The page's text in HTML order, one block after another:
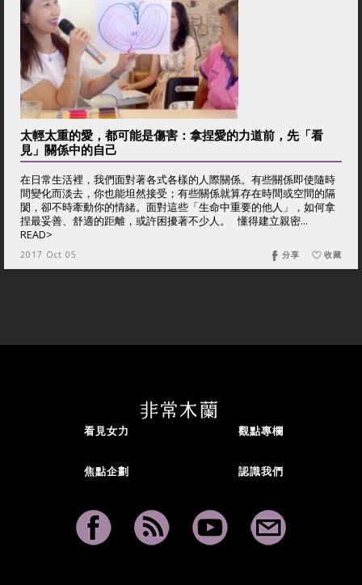
太輕太重的愛，都可能是傷害：拿捏愛的力道前，先「看
見」關係中的自己
在日常生活裡，我們面對著各式各樣的人際關係。有些關係即使隨時
間變化而淡去，你也能坦然接受；有些關係就算存在時間或空間的隔
閡，卻不時牽動你的情緒。面對這些「生命中重要的他人」，如何拿
捏最妥善、舒適的距離，或許困擾著不少人。 懂得建立親密...
READ>
2017 Oct 05 收藏
分享
看見女力 觀點專欄
焦點企劃 認識我們